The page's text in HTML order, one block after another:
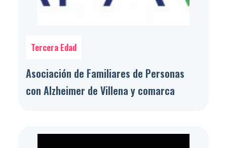
Tercera Edad
Asociación de Familiares de Personas
con Alzheimer de Villena y comarca